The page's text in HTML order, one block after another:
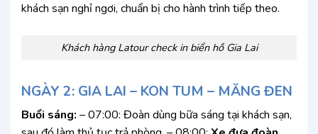
khách sạn nghỉ ngơi, chuẩn bị cho hành trình tiếp theo.
Khách hàng Latour check in biển hồ Gia Lai
NGÀY 2: GIA LAI – KON TUM – MĂNG ĐEN
Buổi sáng: – 07:00: Đoàn dùng bữa sáng tại khách sạn,